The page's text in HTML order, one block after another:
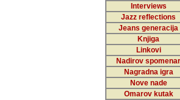
Interviews
Jazz reflections
Jeans generacija
Knjiga
Linkovi
Nadirov spomenar
Nagradna igra
Nove nade
Omarov kutak